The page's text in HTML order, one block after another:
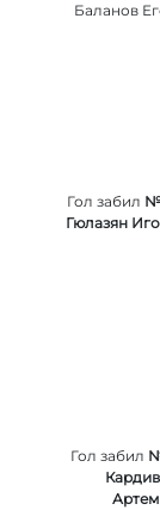
Баланов
Гол забил
Гюлазян
Гол забил